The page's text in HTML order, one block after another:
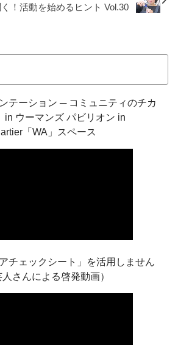
！活動を始めるヒント Vol.30
テーション ─ コミュニティのチカ
in ウーマンズ パビリオン in
「WA」スペース
チェックシート」を活用しません
さんによる啓発動画）